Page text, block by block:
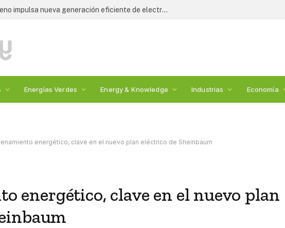
un nuevo rumbo para la seguridad alimentaria
Energías Verdes Energy & Knowledge Industrias Economía
energético, clave en el nuevo plan eléctrico de Sheinbaum
energético, clave en el nuevo plan